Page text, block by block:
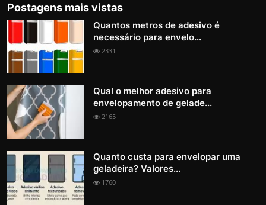
Postagens mais vistas
Quantos metros de adesivo é
necessário para envelo...
2331
Qual o melhor adesivo para
envelopamento de gelade...
2165
Quanto custa para envelopar uma
geladeira? Valores...
1760